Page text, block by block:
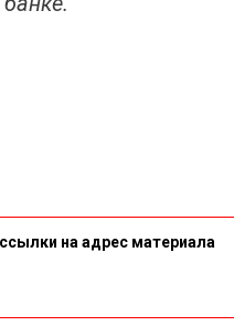
на адрес материала